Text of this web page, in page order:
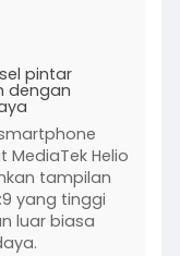
pintar
dengan
Helio
tampilan
yang tinggi
luar biasa